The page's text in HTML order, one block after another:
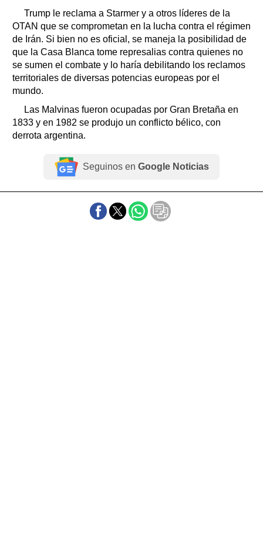
Trump le reclama a Starmer y a otros líderes de la
OTAN que se comprometan en la lucha contra el régimen
de Irán. Si bien no es oficial, se maneja la posibilidad de
que la Casa Blanca tome represalias contra quienes no
se sumen el combate y lo haría debilitando los reclamos
territoriales de diversas potencias europeas por el
mundo.
Las Malvinas fueron ocupadas por Gran Bretaña en
1833 y en 1982 se produjo un conflicto bélico, con
derrota argentina.
Seguinos en Google Noticias